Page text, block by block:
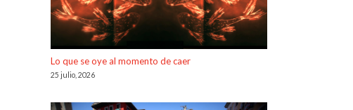
Lo que se oye al momento de caer
25 julio, 2026